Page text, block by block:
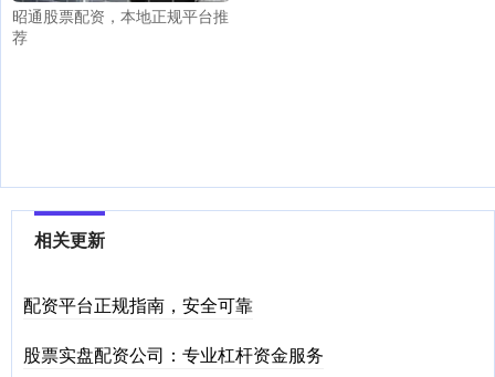
昭通股票配资，本地正规平台推
荐
相关更新
配资平台正规指南，安全可靠
股票实盘配资公司：专业杠杆资金服务